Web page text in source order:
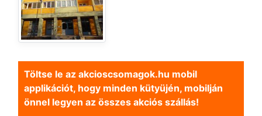
Töltse le az akcioscsomagok.hu mobil
applikációt, hogy minden kütyüjén, mobilján
önnel legyen az összes akciós szállás!